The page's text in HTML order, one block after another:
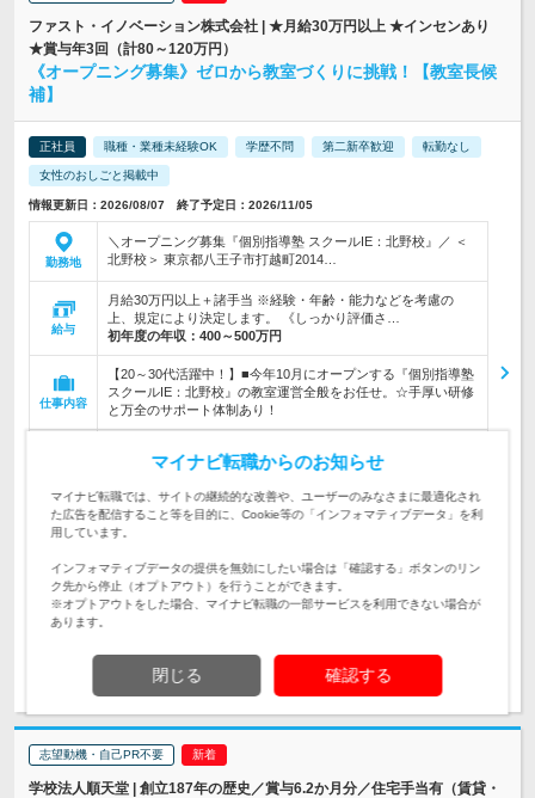
ファスト・イノベーション株式会社 | ★月給30万円以上 ★インセンあり
★賞与年3回（計80～120万円）
《オープニング募集》ゼロから教室づくりに挑戦！【教室長候
補】
正社員 職種・業種未経験OK 学歴不問 第二新卒歓迎 転勤なし
女性のおしごと掲載中
情報更新日：2026/08/07 終了予定日：2026/11/05
勤務地
＼オープニング募集『個別指導塾 スクールIE：北野校』／ ＜
北野校＞ 東京都八王子市打越町2014…
給与
月給30万円以上＋諸手当 ※経験・年齢・能力などを考慮の
上、規定により決定します。 《しっかり評価さ…
初年度の年収： 400～500万円
仕事内容
【20～30代活躍中！】■今年10月にオープンする『個別指導塾
スクールIE：北野校』の教室運営全般をお任せ。☆手厚い研修
と万全のサポート体制あり！
きな方 ■新しいことにチャレンジする意欲がある方 ☆対人業務
企業データ
求人詳細を見る 気になる
志望動機・自己PR不要
学校法人順天堂 | 創立187年の歴史／賞与6.2か月分／住宅手当有（賃貸・
マイナビ転職からのお知らせ
マイナビ転職では、サイトの継続的な改善や、ユーザーのみなさまに最適化され
た広告を配信すること等を目的に、Cookie等の「インフォマティブデータ」を利
用しています。
インフォマティブデータの提供を無効にしたい場合は「確認する」ボタンのリン
ク先から停止（オプトアウト）を行うことができます。
※オプトアウトをした場合、マイナビ転職の一部サービスを利用できない場合が
あります。
閉じる 確認する